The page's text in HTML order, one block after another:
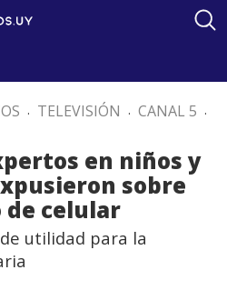
. TELEVISIÓN . CANAL 5 .
en niños y
sobre
de celular
utilidad para la